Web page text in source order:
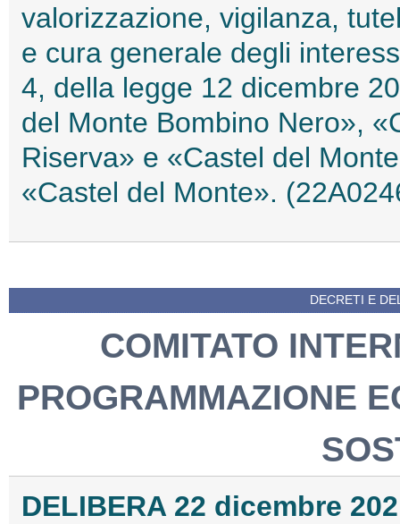
valorizzazione, vigilanza,
e cura generale degli
4, della legge 12 dicembre
del Monte Bombino Nero»,
Riserva» e «Castel del
«Castel del Monte».
DECRETI E
COMITATO
PROGRAMMAZIONE
DELIBERA 22 dicembre